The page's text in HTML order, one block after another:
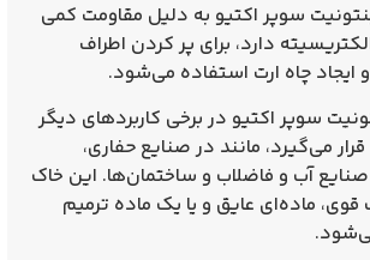
سوپر اکتیو به دلیل مقاومت کمی
دارد، برای پر کردن اطراف
ایجاد چاه ارت استفاده می‌شود.
سوپر اکتیو در برخی کاربردهای دیگر
می‌گیرد، مانند در صنایع حفاری،
آب و فاضلاب و ساختمان‌ها. این خاک
ماده‌ای عایق و یا یک ماده ترمیم